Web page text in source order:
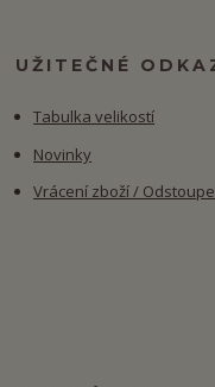
UŽITEČNÉ
Tabulka velikostí
Novinky
Vrácení zboží /